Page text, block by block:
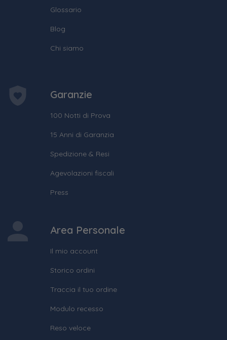
Glossario
Blog
Chi siamo
Garanzie
100 Notti di Prova
15 Anni di Garanzia
Spedizione & Resi
Agevolazioni fiscali
Press
Area Personale
Il mio account
Storico ordini
Traccia il tuo ordine
Modulo recesso
Reso veloce